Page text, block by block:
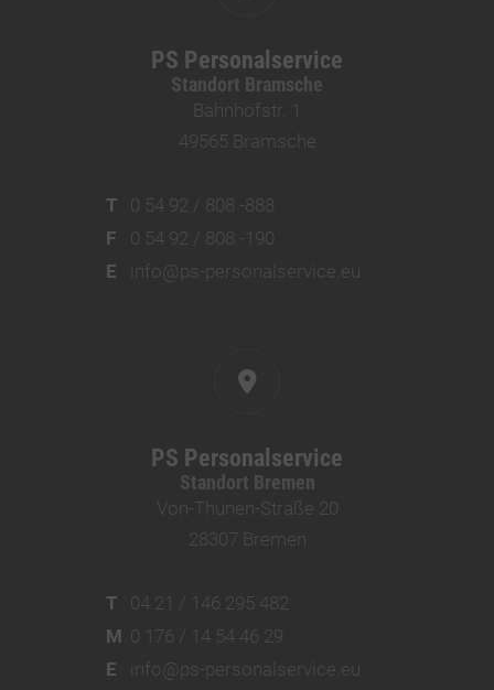
PS Personalservice
Standort Bramsche
Bahnhofstr. 1
49565 Bramsche
T
0 54 92 / 808 -888
F
0 54 92 / 808 -190
E
info@ps-personalservice.eu
PS Personalservice
Standort Bremen
Von-Thünen-Straße 20
28307 Bremen
T
04 21 / 146 295 482
M 0 176 / 14 54 46 29
E
info@ps-personalservice.eu